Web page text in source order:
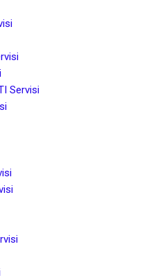
Servisi